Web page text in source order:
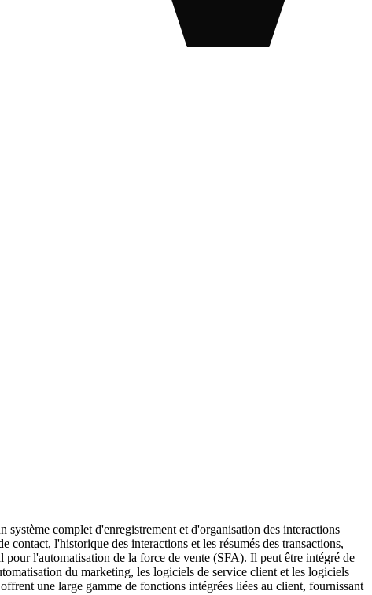
complet d'enregistrement et d'organisation des interactions
contact, l'historique des interactions et les résumés des transactions,
l'automatisation de la force de vente (SFA). Il peut être intégré de
du marketing, les logiciels de service client et les logiciels
une large gamme de fonctions intégrées liées au client, fournissant